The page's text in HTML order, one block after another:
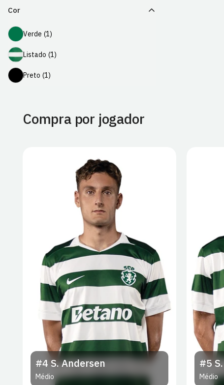
Cor
VerdeVerde (1)
ListadoListado (1)
PretoPreto (1)
Compra por jogador
#4S. Andersen
Médio
#5
Médio